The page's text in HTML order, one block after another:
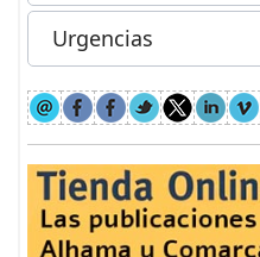
Urgencias